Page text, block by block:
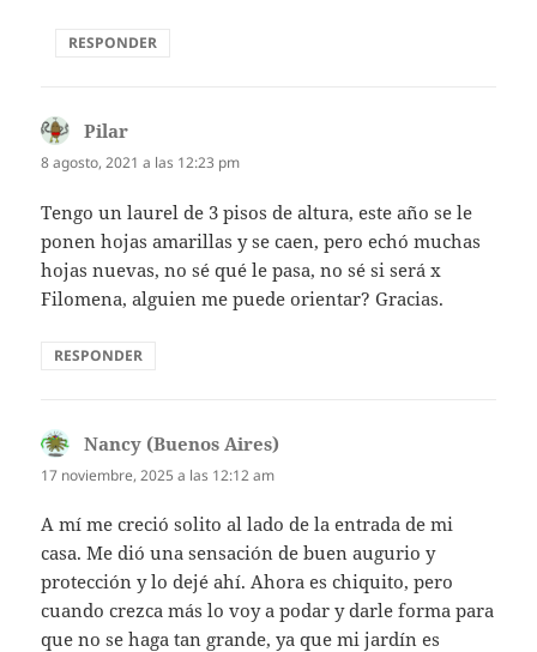
RESPONDER
Pilar
8 agosto, 2021 a las 12:23 pm
Tengo un laurel de 3 pisos de altura, este año se le
ponen hojas amarillas y se caen, pero echó muchas
hojas nuevas, no sé qué le pasa, no sé si será x
Filomena, alguien me puede orientar? Gracias.
RESPONDER
Nancy (Buenos Aires)
17 noviembre, 2025 a las 12:12 am
A mí me creció solito al lado de la entrada de mi
casa. Me dió una sensación de buen augurio y
protección y lo dejé ahí. Ahora es chiquito, pero
cuando crezca más lo voy a podar y darle forma para
que no se haga tan grande, ya que mi jardín es